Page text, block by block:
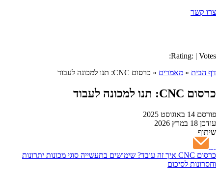
צרו קשר
Rating: | Votes:
דף הבית » מאמרים » כרסום CNC: תנו למכונה לעבוד
כרסום CNC: תנו למכונה לעבוד
פורסם
עודכן
שיתוף
כרסום CNC איך זה עובד? שימושים בתעשייה סוגי מכונות יתרונות
וחסרונות לסיכום